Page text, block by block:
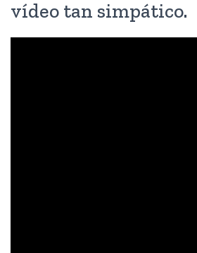
vídeo tan simpático.